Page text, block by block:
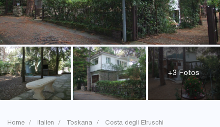
+3 Fotos
Home Italien Toskana
Costa degli Etruschi